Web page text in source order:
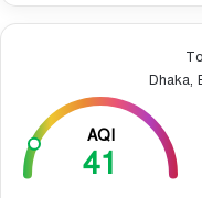
Dhaka,
AQI
41